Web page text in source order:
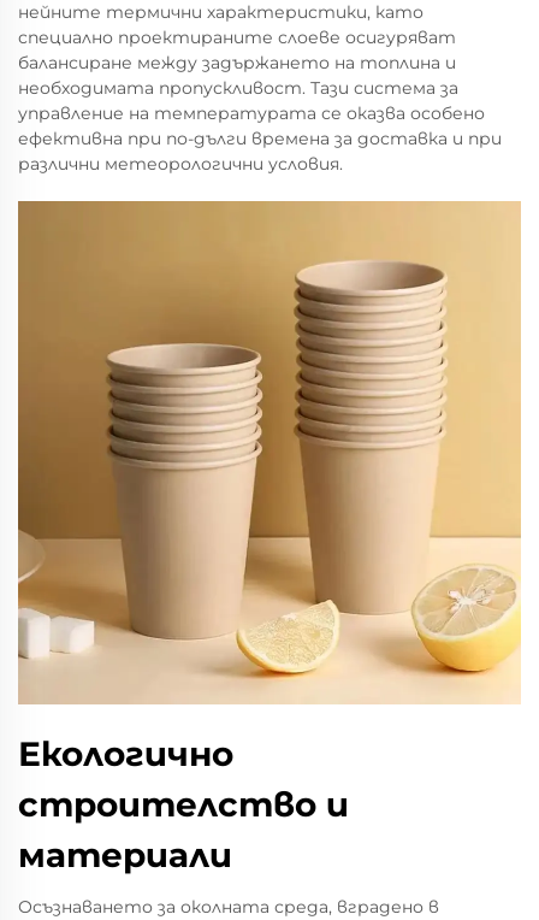
нейните термични характеристики, като
специално проектираните слоеве осигуряват
балансиране между задържането на топлина и
необходимата пропускливост. Тази система за
управление на температурата се оказва особено
ефективна при по-дълги времена за доставка и при
различни метеорологични условия.
Екологично
строителство и
материали
Осъзнаването за околната среда, вградено в